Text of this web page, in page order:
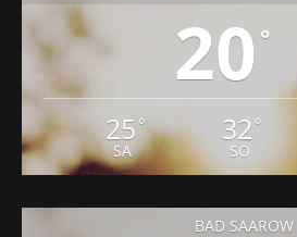
20 °
25 °
SA
32 °
SO
BAD SAAROW